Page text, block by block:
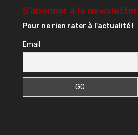
S’abonner à la newsletter
Pour ne rien rater à l'actualité !
Email